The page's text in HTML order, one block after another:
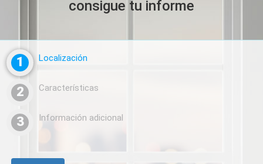
consigue tu informe
1 Localización
2 Características
3 Información adicional